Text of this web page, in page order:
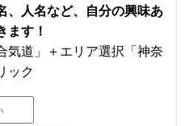
、人名など、自分の興味あ
ます！
気道」＋エリア選択「神奈
ック